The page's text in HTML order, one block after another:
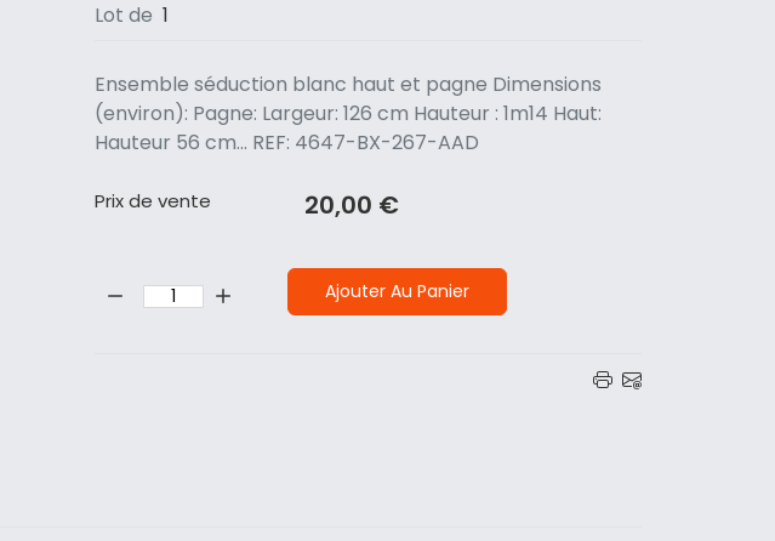
Lot de 1
Ensemble séduction blanc haut et pagne Dimensions
(environ): Pagne: Largeur: 126 cm Hauteur : 1m14 Haut:
Hauteur 56 cm... REF: 4647-BX-267-AAD
Prix ​​de vente 20,00 €
Quantité: Ajouter Au Panier